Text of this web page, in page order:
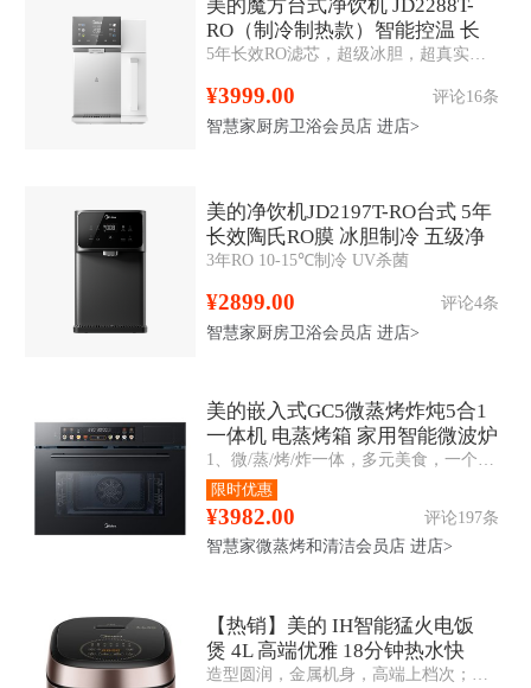
美的魔方台式净饮机 JD2288T-
RO（制冷制热款）智能控温 长
效RO膜 智控
¥3999.00
评论16条
智慧家厨房卫浴会员店 进店>
美的净饮机JD2197T-RO台式 5年
长效陶氏RO膜 冰胆制冷 五级净
滤
3年RO 10-15℃制冷 UV杀菌
¥2899.00
评论4条
智慧家厨房卫浴会员店 进店>
美的嵌入式GC5微蒸烤炸炖5合1
一体机 电蒸烤箱 家用智能微波炉
55L
限时优惠
¥3982.00
评论197条
智慧家微蒸烤和清洁会员店 进店>
【热销】美的 IH智能猛火电饭
煲 4L 高端优雅 18分钟热水快
煮 智能预约 MB-FB40P501